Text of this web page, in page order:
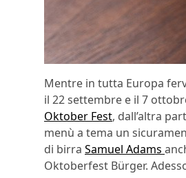
Mentre in tutta Europa
il 22 settembre e il 7
Oktober Fest, dall’altra
menù a tema un
di birra Samuel Adams
Oktoberfest Bürger.